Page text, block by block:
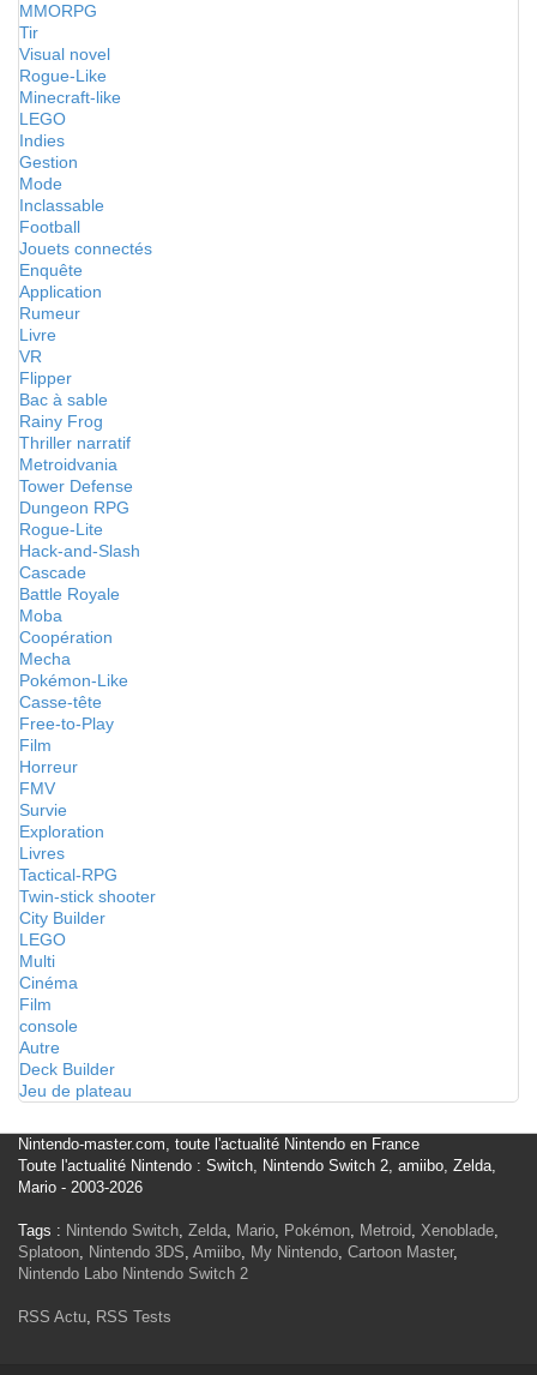
MMORPG
Tir
Visual novel
Rogue-Like
Minecraft-like
LEGO
Indies
Gestion
Mode
Inclassable
Football
Jouets connectés
Enquête
Application
Rumeur
Livre
VR
Flipper
Bac à sable
Rainy Frog
Thriller narratif
Metroidvania
Tower Defense
Dungeon RPG
Rogue-Lite
Hack-and-Slash
Cascade
Battle Royale
Moba
Coopération
Mecha
Pokémon-Like
Casse-tête
Free-to-Play
Film
Horreur
FMV
Survie
Exploration
Livres
Tactical-RPG
Twin-stick shooter
City Builder
LEGO
Multi
Cinéma
Film
console
Autre
Deck Builder
Jeu de plateau
Nintendo-master.com, toute l'actualité Nintendo en France
Toute l'actualité Nintendo : Switch, Nintendo Switch 2, amiibo, Zelda,
Mario - 2003-2026
Tags : Nintendo Switch, Zelda, Mario, Pokémon, Metroid, Xenoblade,
Splatoon, Nintendo 3DS, Amiibo, My Nintendo, Cartoon Master,
Nintendo Labo Nintendo Switch 2
RSS Actu, RSS Tests